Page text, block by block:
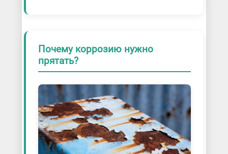
Почему коррозию нужно
прятать?